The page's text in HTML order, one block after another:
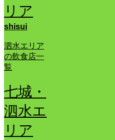
リア
shisui
泗水エリア
の飲食店一
覧
七城・
泗水エ
リア